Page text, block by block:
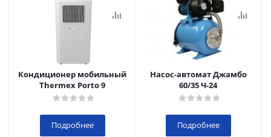
Кондиционер мобильный
Thermex Porto 9
Подробнее
Насос-автомат Джамбо
60/35 Ч-24
Подробнее